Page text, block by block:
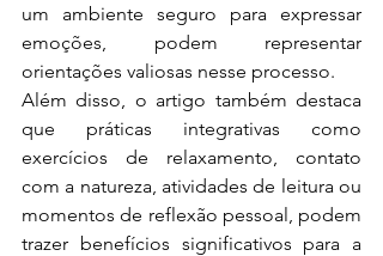
um ambiente seguro para expressar
emoções, podem representar
orientações valiosas nesse processo.
Além disso, o artigo também destaca
que práticas integrativas como
exercícios de relaxamento, contato
com a natureza, atividades de leitura ou
momentos de reflexão pessoal, podem
trazer benefícios significativos para a